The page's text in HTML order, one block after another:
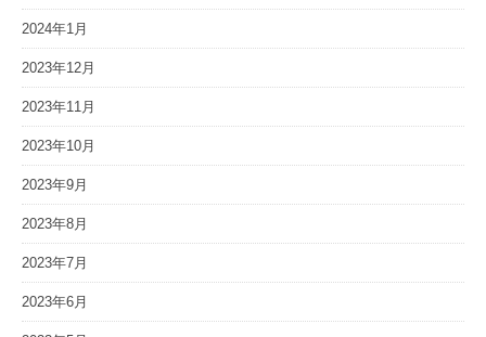
2024年1月
2023年12月
2023年11月
2023年10月
2023年9月
2023年8月
2023年7月
2023年6月